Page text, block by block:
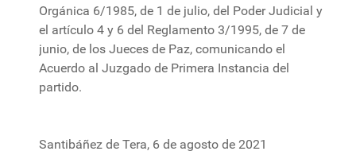
Orgánica 6/1985, de 1 de julio, del Poder Judicial y
el artículo 4 y 6 del Reglamento 3/1995, de 7 de
junio, de los Jueces de Paz, comunicando el
Acuerdo al Juzgado de Primera Instancia del
partido.
Santibáñez de Tera, 6 de agosto de 2021